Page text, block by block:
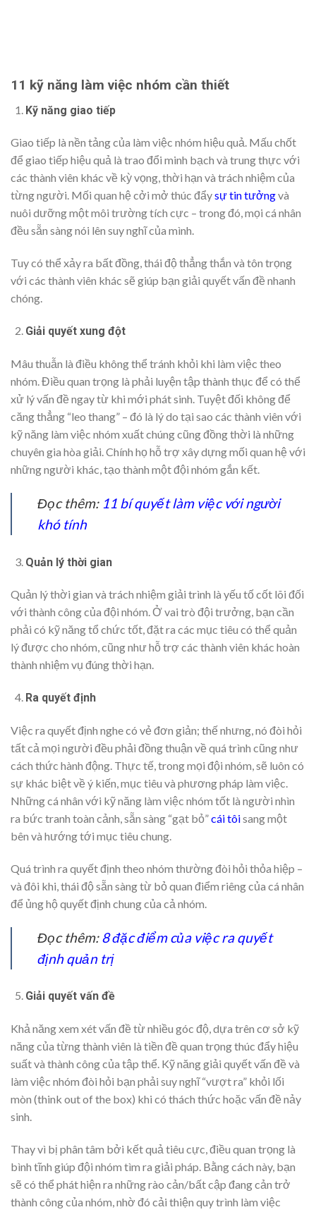
11 kỹ năng làm việc nhóm cần thiết
Kỹ năng giao tiếp
Giao tiếp là nền tảng của làm việc nhóm hiệu quả. Mấu chốt
để giao tiếp hiệu quả là trao đổi minh bạch và trung thực với
các thành viên khác về kỳ vọng, thời hạn và trách nhiệm của
từng người. Mối quan hệ cởi mở thúc đẩysự tin tưởngvà
nuôi dưỡng một môi trường tích cực – trong đó, mọi cá nhân
đều sẵn sàng nói lên suy nghĩ của mình.
Tuy có thể xảy ra bất đồng, thái độ thẳng thắn và tôn trọng
với các thành viên khác sẽ giúp bạn giải quyết vấn đề nhanh
chóng.
Giải quyết xung đột
Mâu thuẫn là điều không thể tránh khỏi khi làm việc theo
nhóm. Điều quan trọng là phải luyện tập thành thục để có thể
xử lý vấn đề ngay từ khi mới phát sinh. Tuyệt đối không để
căng thẳng “leo thang” – đó là lý do tại sao các thành viên với
kỹ năng làm việc nhóm xuất chúng cũng đồng thời là những
chuyên gia hòa giải. Chính họ hỗ trợ xây dựng mối quan hệ với
những người khác, tạo thành một đội nhóm gắn kết.
Đọc thêm: 11 bí quyết làm việc với người
khó tính
Quản lý thời gian
Quản lý thời gian và trách nhiệm giải trình là yếu tố cốt lõi đối
với thành công của đội nhóm. Ở vai trò đội trưởng, bạn cần
phải có kỹ năng tổ chức tốt, đặt ra các mục tiêu có thể quản
lý được cho nhóm, cũng như hỗ trợ các thành viên khác hoàn
thành nhiệm vụ đúng thời hạn.
Ra quyết định
Việc ra quyết định nghe có vẻ đơn giản; thế nhưng, nó đòi hỏi
tất cả mọi người đều phải đồng thuận về quá trình cũng như
cách thức hành động. Thực tế, trong mọi đội nhóm, sẽ luôn có
sự khác biệt về ý kiến, mục tiêu và phương pháp làm việc.
Những cá nhân với kỹ năng làm việc nhóm tốt là người nhìn
ra bức tranh toàn cảnh, sẵn sàng “gạt bỏ”cái tôisang một
bên và hướng tới mục tiêu chung.
Quá trình ra quyết định theo nhóm thường đòi hỏi thỏa hiệp –
và đôi khi, thái độ sẵn sàng từ bỏ quan điểm riêng của cá nhân
để ủng hộ quyết định chung của cả nhóm.
Đọc thêm:8 đặc điểm của việc ra quyết
định quản trị
Giải quyết vấn đề
Khả năng xem xét vấn đề từ nhiều góc độ, dựa trên cơ sở kỹ
năng của từng thành viên là tiền đề quan trọng thúc đẩy hiệu
suất và thành công của tập thể. Kỹ năng giải quyết vấn đề và
làm việc nhóm đòi hỏi bạn phải suy nghĩ “vượt ra” khỏi lối
mòn (think out of the box) khi có thách thức hoặc vấn đề nảy
sinh.
Thay vì bị phân tâm bởi kết quả tiêu cực, điều quan trọng là
bình tĩnh giúp đội nhóm tìm ra giải pháp. Bằng cách này, bạn
sẽ có thể phát hiện ra những rào cản/bất cập đang cản trở
thành công của nhóm, nhờ đó cải thiện quy trình làm việc